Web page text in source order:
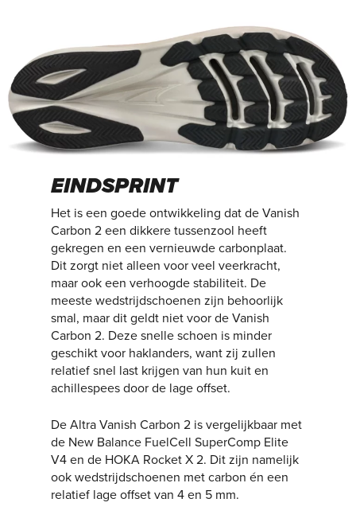
EINDSPRINT
Het is een goede ontwikkeling dat de Vanish
Carbon 2 een dikkere tussenzool heeft
gekregen en een vernieuwde carbonplaat.
Dit zorgt niet alleen voor veel veerkracht,
maar ook een verhoogde stabiliteit. De
meeste wedstrijdschoenen zijn behoorlijk
smal, maar dit geldt niet voor de Vanish
Carbon 2. Deze snelle schoen is minder
geschikt voor haklanders, want zij zullen
relatief snel last krijgen van hun kuit en
achillespees door de lage offset.
De Altra Vanish Carbon 2 is vergelijkbaar met
de New Balance FuelCell SuperComp Elite
V4 en de HOKA Rocket X 2. Dit zijn namelijk
ook wedstrijdschoenen met carbon én een
relatief lage offset van 4 en 5 mm.